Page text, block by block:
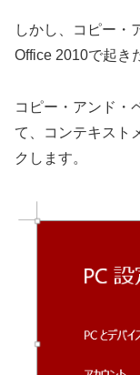
しかし、コピー・
Office 2010で起き
コピー・アンド・
て、コンテキスト
クします。